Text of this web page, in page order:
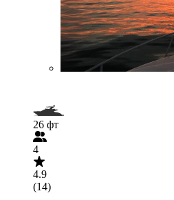
26 фт
4
4.9
(14)